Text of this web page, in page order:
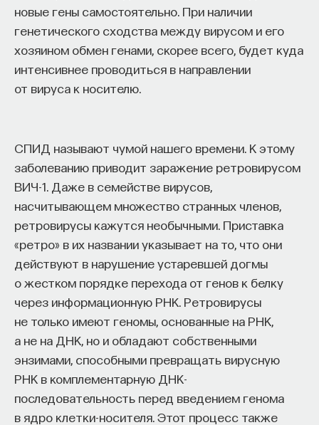
новые гены самостоятельно. При наличии
генетического сходства между вирусом и его
хозяином обмен генами, скорее всего, будет куда
интенсивнее проводиться в направлении
от вируса к носителю.
СПИД называют чумой нашего времени. К этому
заболеванию приводит заражение ретровирусом
ВИЧ-1. Даже в семействе вирусов,
насчитывающем множество странных членов,
ретровирусы кажутся необычными. Приставка
«ретро» в их названии указывает на то, что они
действуют в нарушение устаревшей догмы
о жестком порядке перехода от генов к белку
через информационную РНК. Ретровирусы
не только имеют геномы, основанные на РНК,
а не на ДНК, но и обладают собственными
энзимами, способными превращать вирусную
РНК в комплементарную ДНК-
последовательность перед введением генома
в ядро клетки-носителя. Этот процесс также